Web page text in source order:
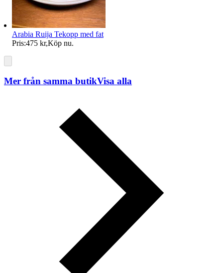
Arabia Ruija Tekopp med fat
Pris:475 kr,Köp nu.
Mer från samma butikVisa alla